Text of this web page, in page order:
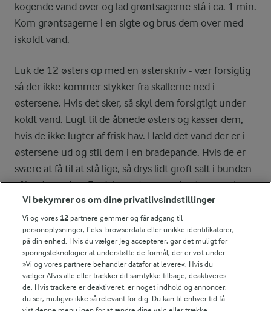
kogende vand over og lad grøntsagerne stå i ca. 1 min.
Kom grøntsagerne i en sigte og brus dem over med
iskoldt vand.
Luk de 12 østers op med en østerskniv - vær forsigtig
så der ikke kommer stykker fra skallerne ned i
østersene. Hvis det sker, så skyl dem forsigtigt under
koldt vand. Lugt til de åbnede østers og kasser dem,
hvis de ikke lugter af frisk hav. Hæld det vand der er i
østersene ud og stil dem i en bradepande. Hvis de er
svære at få til at stå lige, så drys lidt groft salt i bunden
af bradepanden. Fordel grøntsagerne i østersene. Læg
1 spsk. sauce over hver østers og grill dem næstøverst
i ovnen.
Ristet toast
Skær hver skive sandwichbrød i 4 trekanter og rist
dem gyldne på en brødrister. Eller grill dem i ovnen,
når de gratinerede østers er færdige.
Vi bekymrer os om dine privatlivsindstillinger
Vi og vores 12 partnere gemmer og får adgang til
personoplysninger, f.eks. browserdata eller unikke identifikatorer,
på din enhed. Hvis du vælger Jeg accepterer, gør det muligt for
sporingsteknologier at understøtte de formål, der er vist under
»Vi og vores partnere behandler datafor at levere«. Hvis du
vælger Afvis alle eller trækker dit samtykke tilbage, deaktiveres
de. Hvis trackere er deaktiveret, er noget indhold og annoncer,
du ser, muligvis ikke så relevant for dig. Du kan til enhver tid få